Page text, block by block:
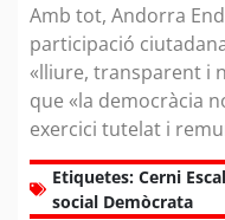
Amb tot, Andorra
participació
«lliure, transparent i
que «la democràcia
exercici tutelat i
Etiquetes: Cerni
social Demòcrata